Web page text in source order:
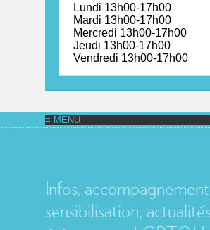
Lundi 13h00-17h00
Mardi 13h00-17h00
Mercredi 13h00-17h00
Jeudi 13h00-17h00
Vendredi 13h00-17h00
Infos,
sensibilisation,